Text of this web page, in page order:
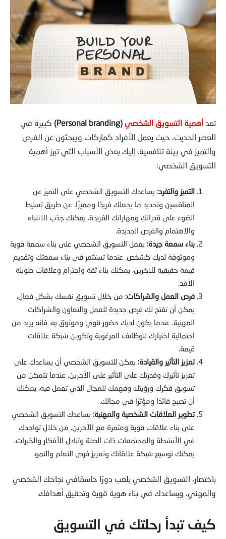
تعد أهمية التسويق الشخصي (Personal branding)
كبيرة في
العصر الحديث، حيث يعمل الأفراد كماركات ويبحثون عن الفرص
والتميز في بيئة تنافسية. إليك بعض الأسباب التي تبرز أهمية
التسويق الشخصي:
التميز والتفرد: يساعدك التسويق الشخصي على التميز عن
المنافسين وتحديد ما يجعلك فريدًا ومميزًا. عن طريق تسليط
الضوء على قدراتك ومهاراتك الفريدة، يمكنك جذب الانتباه
والاهتمام والفرص الجديدة.
بناء سمعة جيدة: يعمل التسويق الشخصي على بناء سمعة قوية
وموثوقة لديك كشخص. عندما تستثمر في بناء سمعتك وتقديم
قيمة حقيقية للآخرين، يمكنك بناء ثقة واحترام وعلاقات طويلة
الأمد.
فرص العمل والشراكات: من خلال تسويق نفسك بشكل فعال،
يمكن أن تفتح لك فرص جديدة للعمل والتعاون والشراكات
المهنية. عندما يكون لديك حضور قوي وموثوق به، فإنه يزيد من
احتمالية اختيارك للوظائف المرغوبة وتكوين شبكة علاقات
قيمة.
تعزيز التأثير والقيادة: يمكن للتسويق الشخصي أن يساعدك على
تعزيز تأثيرك وقدرتك على التأثير على الآخرين. عندما تتمكن من
تسويق فكرك ورؤيتك وفهمك للمجال الذي تعمل فيه، يمكنك
أن تصبح قائدًا ومؤثرًا في مجالك.
تطوير العلاقات الشخصية والمهنية: يساعدك التسويق الشخصي
على بناء علاقات قوية ومثمرة مع الآخرين. من خلال تواجدك
في الأنشطة والمجتمعات ذات الصلة وتبادل الأفكار والخبرات،
يمكنك توسيع شبكة علاقاتك وتعزيز فرص التعلم والنمو.
باختصار، التسويق الشخصي يلعب دورًا حاسمًافي نجاحك الشخصي
والمهني، ويساعدك في بناء هوية قوية وتحقيق أهدافك.
كيف تبدأ رحلتك في التسويق